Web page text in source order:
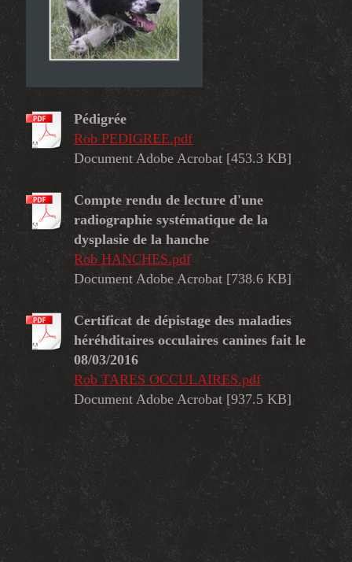
Pédigrée
Rob PEDIGREE.pdf
Document Adobe Acrobat [453.3 KB]
Compte rendu de lecture d'une
radiographie systématique de la
dysplasie de la hanche
Rob HANCHES.pdf
Document Adobe Acrobat [738.6 KB]
Certificat de dépistage des maladies
héréhditaires occulaires canines fait le
08/03/2016
Rob TARES OCCULAIRES.pdf
Document Adobe Acrobat [937.5 KB]